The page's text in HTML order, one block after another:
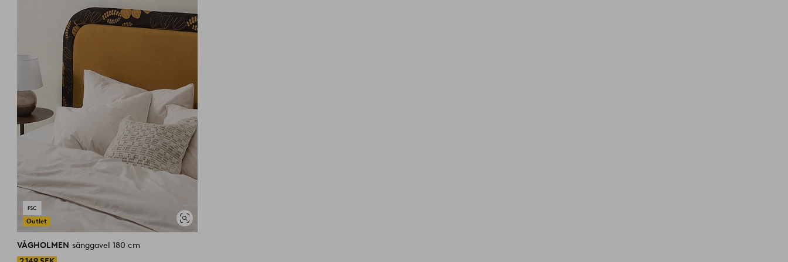
Outlet
Visa
liknande
VÅGHOLMEN sänggavel 180 cm